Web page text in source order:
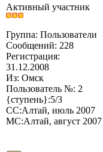
Активный участник
Группа: Пользователи
Сообщений: 228
Регистрация:
31.12.2008
Из: Омск
Пользователь №: 2
{ступень}:5/3
СС:Алтай, июль 2007
МС:Алтай, август 2007